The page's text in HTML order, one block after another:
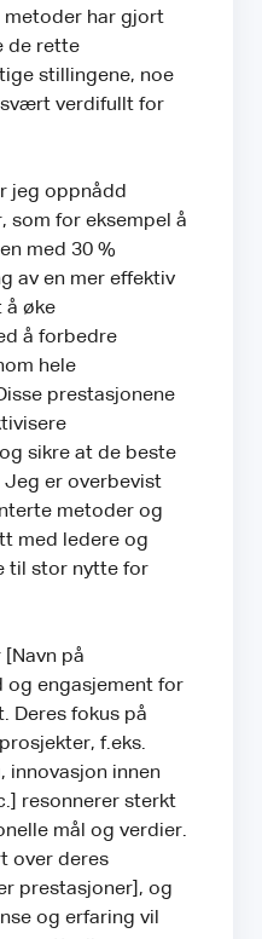
har gjort
de rette
stillingene, noe
verdifullt for
jeg oppnådd
som for eksempel å
med 30 %
av en mer effektiv
å øke
å forbedre
hele
prestasjonene
sikre at de beste
Jeg er overbevist
metoder og
med ledere og
til stor nytte for
på
og engasjement for
Deres fokus på
f.eks.
innovasjon innen
resonnerer sterkt
mål og verdier.
over deres
prestasjoner], og
og erfaring vil